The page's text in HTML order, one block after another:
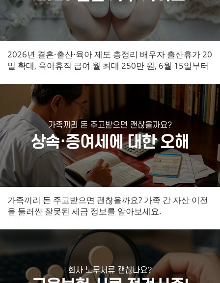
2026년 결혼·출산·육아 제도 총정리 배우자 출산휴가 20
일 확대, 육아휴직 급여 월 최대 250만 원, 6월 15일부터
가족끼리 돈 주고받으면 괜찮을까요? 가족 간 자산 이전
을 둘러싼 잘못된 세금 정보를 알아보세요.